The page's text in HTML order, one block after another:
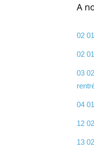
A
02
02
03
04
12
13